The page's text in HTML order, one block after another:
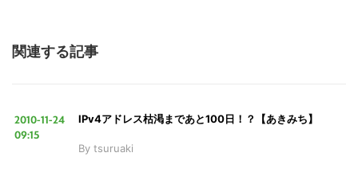
関連する記事
2010-11-24
09:15
IPv4アドレス枯渇まであと100日！？【あきみち】
By tsuruaki